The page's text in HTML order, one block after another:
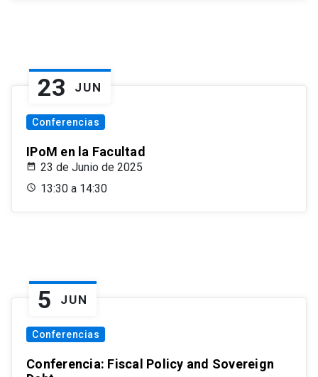
23 JUN
Conferencias
IPoM en la Facultad
23 de Junio de 2025
13:30 a 14:30
5 JUN
Conferencias
Conferencia: Fiscal Policy and Sovereign